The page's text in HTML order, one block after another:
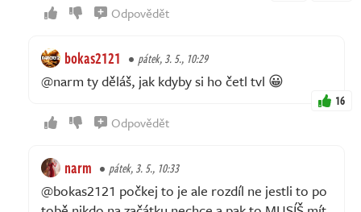
Odpovědět
bokas2121 pátek, 3. 5., 10:29
@narm ty děláš, jak kdyby si ho četl tvl 😀
16
Odpovědět
narm pátek, 3. 5., 10:33
@bokas2121 počkej to je ale rozdíl ne jestli to po